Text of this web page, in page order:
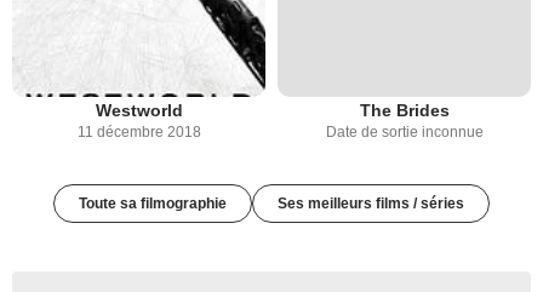
Westworld
11 décembre 2018
The Brides
Date de sortie inconnue
Toute sa filmographie Ses meilleurs films / séries